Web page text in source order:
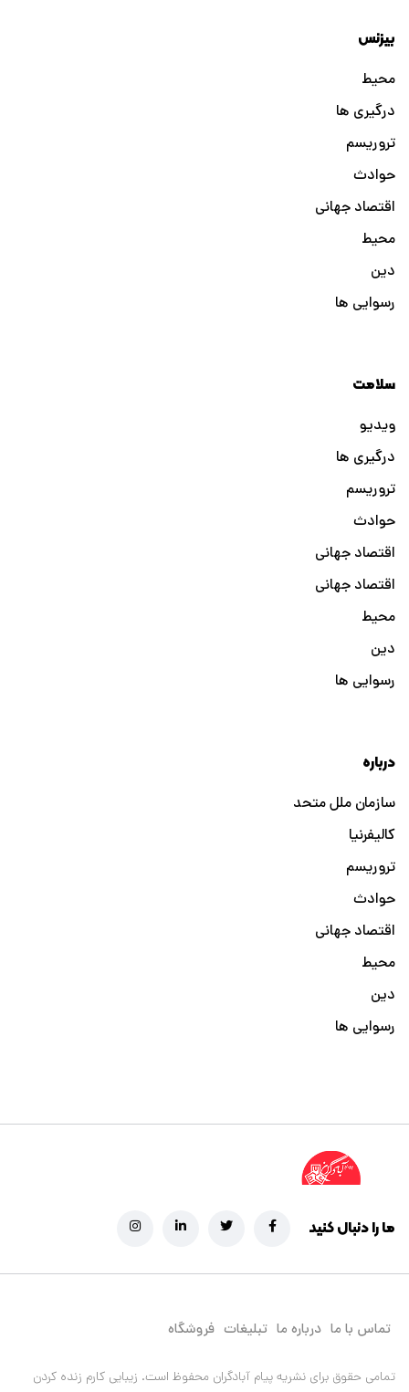
بیزنس
محیط
درگیری ها
تروریسم
حوادث
اقتصاد جهانی
محیط
دین
رسوایی ها
سلامت
ویدیو
درگیری ها
تروریسم
حوادث
اقتصاد جهانی
اقتصاد جهانی
محیط
دین
رسوایی ها
درباره
سازمان ملل متحد
کالیفرنیا
تروریسم
حوادث
اقتصاد جهانی
محیط
دین
رسوایی ها
ما را دنبال کنید
تماس با ما درباره ما تبلیغات فروشگاه
تمامی حقوق برای نشریه پیام آبادگران محفوظ است. زیبایی کارم زنده کردن